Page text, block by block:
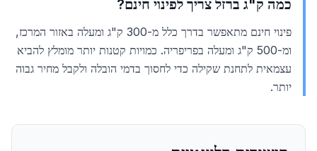
כמה ק"ג ברזל צריך לפינוי חינם?
פינוי חינם מתאפשר בדרך כלל מ-300 ק"ג ומעלה באזור המרכז,
ומ-500 ק"ג ומעלה בפריפריה. כמויות קטנות יותר מומלץ להביא
עצמאית לתחנת שקילה כדי לחסוך בדמי הובלה ולקבל מחיר גבוה
יותר.